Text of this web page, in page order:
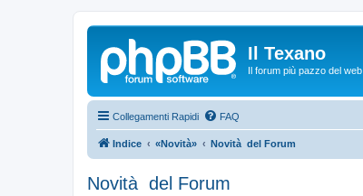
Il Texano
Il forum più pazzo del web
Collegamenti Rapidi FAQ
Indice «Novità» Novità del Forum
Novità del Forum